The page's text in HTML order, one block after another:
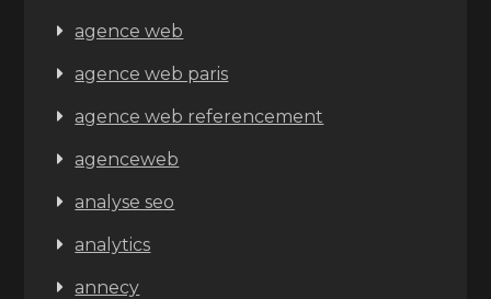
agence web
agence web paris
agence web referencement
agenceweb
analyse seo
analytics
annecy